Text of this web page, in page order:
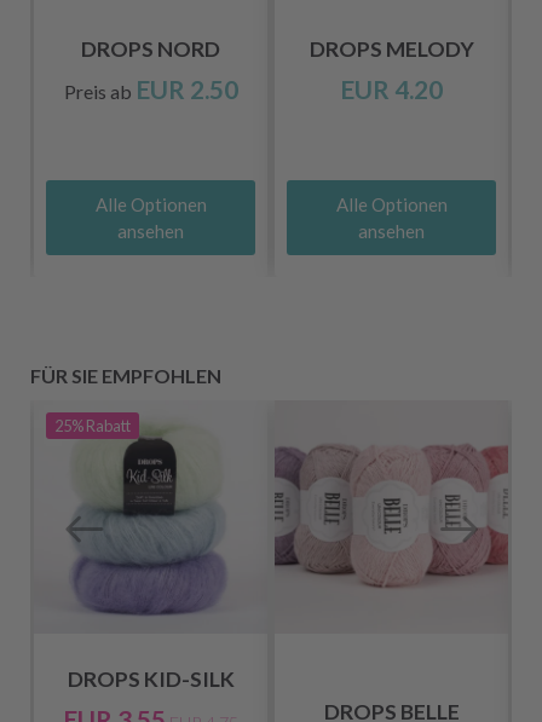
DROPS NORD
Preis ab EUR 2.50
Alle Optionen
ansehen
DROPS MELODY
EUR 4.20
Alle Optionen
ansehen
FÜR SIE EMPFOHLEN
25%Rabatt
DROPS KID-SILK
DROPS BELLE